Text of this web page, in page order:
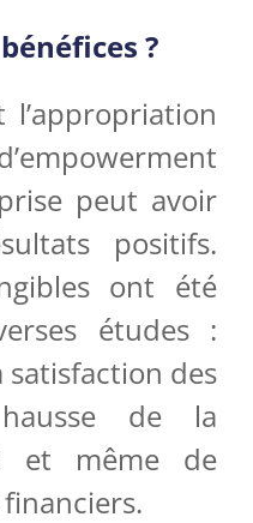
?
peut avoir
positifs.
ont été
études :
satisfaction des
de la
et même de